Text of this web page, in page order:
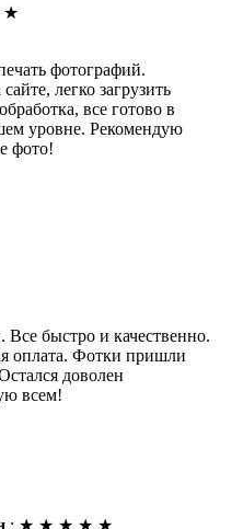
★
фотографий.
легко загрузить
все готово в
уровне. Рекомендую
фото!
Все быстро и качественно.
оплата. Фотки пришли
доволен
всем!
: ★ ★ ★ ★ ★